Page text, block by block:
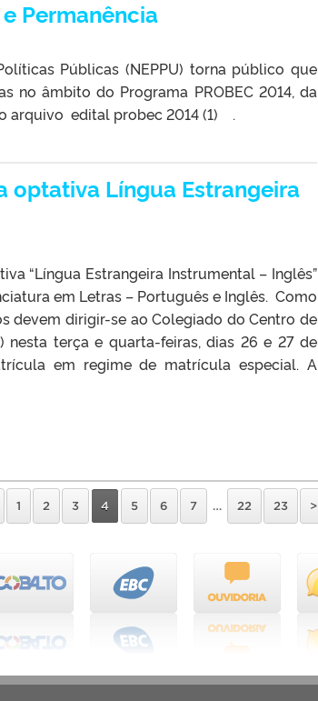
Permanência
Públicas (NEPPU) torna público que
no âmbito do Programa PROBEC 2014, da
arquivo edital probec 2014 (1) .
optativa Língua Estrangeira
“Língua Estrangeira Instrumental – Inglês”
em Letras – Português e Inglês. Como
devem dirigir-se ao Colegiado do Centro de
nesta terça e quarta-feiras, dias 26 e 27 de
em regime de matrícula especial. A
1 2 3 4 5 6 7 … 22 23 >